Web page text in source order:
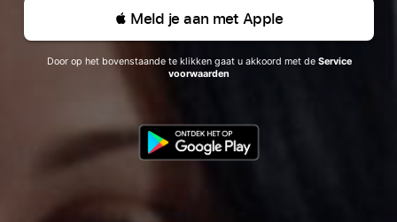
 Meld je aan met Apple
Door op het bovenstaande te klikken gaat u akkoord met de Service
voorwaarden